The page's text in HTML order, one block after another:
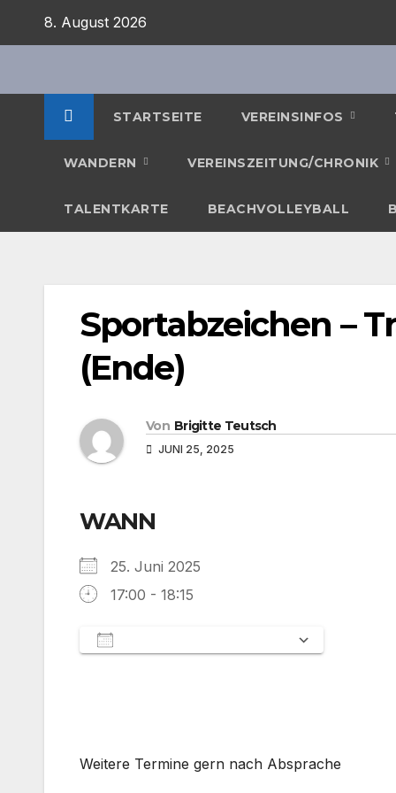
8. August 2026
STARTSEITE VEREINSINFOS
WANDERN VEREINSZEITUNG/CHRONIK
TALENTKARTE BEACHVOLLEYBALL
Sportabzeichen –
(Ende)
Von Brigitte Teutsch
JUNI 25, 2025
WANN
25. Juni 2025
17:00 - 18:15
Weitere Termine gern nach Absprache